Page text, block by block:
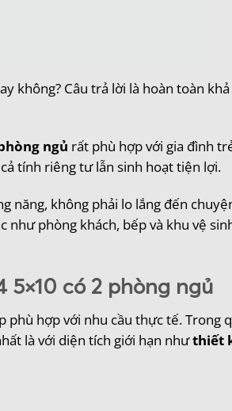
không? Câu trả lời là hoàn toàn
ngủ rất phù hợp với gia đình
tính riêng tư lẫn sinh hoạt tiện lợi.
năng, không phải lo lắng đến
như phòng khách, bếp và khu vệ
có 2 phòng ngủ
phù hợp với nhu cầu thực tế. Trong
là với diện tích giới hạn nhưthiết